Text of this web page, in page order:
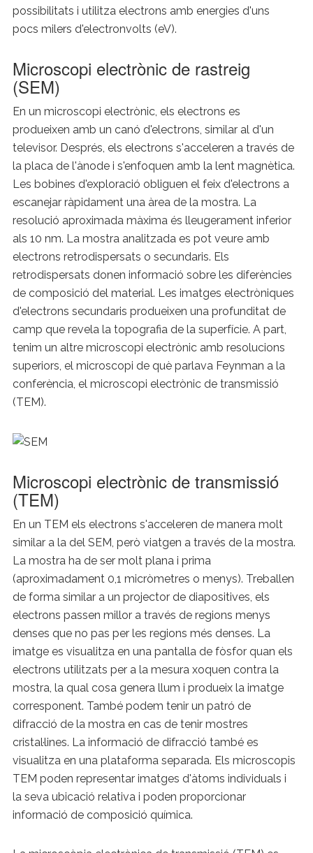
possibilitats i utilitza electrons amb energies d'uns
pocs milers d'electronvolts (eV).
Microscopi electrònic de rastreig
(SEM)
En un microscopi electrònic, els electrons es
produeixen amb un canó d'electrons, similar al d'un
televisor. Després, els electrons s'acceleren a través de
la placa de l'ànode i s'enfoquen amb la lent magnètica.
Les bobines d'exploració obliguen el feix d'electrons a
escanejar ràpidament una àrea de la mostra. La
resolució aproximada màxima és lleugerament inferior
als 10 nm. La mostra analitzada es pot veure amb
electrons retrodispersats o secundaris. Els
retrodispersats donen informació sobre les diferències
de composició del material. Les imatges electròniques
d'electrons secundaris produeixen una profunditat de
camp que revela la topografia de la superfície. A part,
tenim un altre microscopi electrònic amb resolucions
superiors, el microscopi de què parlava Feynman a la
conferència, el microscopi electrònic de transmissió
(TEM).
Microscopi electrònic de transmissió
(TEM)
En un TEM els electrons s'acceleren de manera molt
similar a la del SEM, però viatgen a través de la mostra.
La mostra ha de ser molt plana i prima
(aproximadament 0,1 micròmetres o menys). Treballen
de forma similar a un projector de diapositives, els
electrons passen millor a través de regions menys
denses que no pas per les regions més denses. La
imatge es visualitza en una pantalla de fòsfor quan els
electrons utilitzats per a la mesura xoquen contra la
mostra, la qual cosa genera llum i produeix la imatge
corresponent. També podem tenir un patró de
difracció de la mostra en cas de tenir mostres
cristal·lines. La informació de difracció també es
visualitza en una plataforma separada. Els microscopis
TEM poden representar imatges d'àtoms individuals i
la seva ubicació relativa i poden proporcionar
informació de composició química.